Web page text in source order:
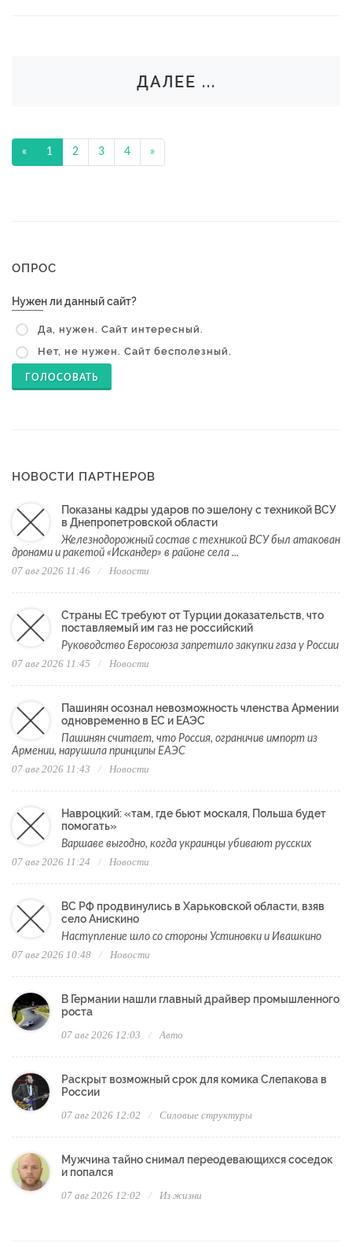
ДАЛЕЕ ...
« 1 2 3 4 »
ОПРОС
Нужен ли данный сайт?
Да, нужен. Сайт интересный.
Нет, не нужен. Сайт бесполезный.
ГОЛОСОВАТЬ
НОВОСТИ ПАРТНЕРОВ
Показаны кадры ударов по эшелону с техникой ВСУ
в Днепропетровской области
Железнодорожный состав с техникой ВСУ был атакован
дронами и ракетой «Искандер» в районе села ...
07 авг 2026 11:46 Новости
Страны ЕС требуют от Турции доказательств, что
поставляемый им газ не российский
Руководство Евросоюза запретило закупки газа у России
07 авг 2026 11:45 Новости
Пашинян осознал невозможность членства Армении
одновременно в ЕС и ЕАЭС
Пашинян считает, что Россия, ограничив импорт из
Армении, нарушила принципы ЕАЭС
07 авг 2026 11:43 Новости
Навроцкий: «там, где бьют москаля, Польша будет
помогать»
Варшаве выгодно, когда украинцы убивают русских
07 авг 2026 11:24 Новости
ВС РФ продвинулись в Харьковской области, взяв
село Анискино
Наступление шло со стороны Устиновки и Ивашкино
07 авг 2026 10:48 Новости
В Германии нашли главный драйвер промышленного
роста
07 авг 2026 12:03 Авто
Раскрыт возможный срок для комика Слепакова в
России
07 авг 2026 12:02 Силовые структуры
Мужчина тайно снимал переодевающихся соседок
и попался
07 авг 2026 12:02 Из жизни